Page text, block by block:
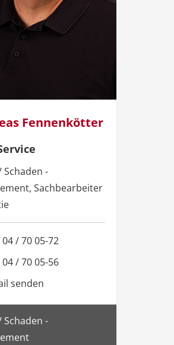
Fennenkötter
Schaden -
Sachbearbeiter
/ 70 05-72
/ 70 05-56
senden
Schaden -